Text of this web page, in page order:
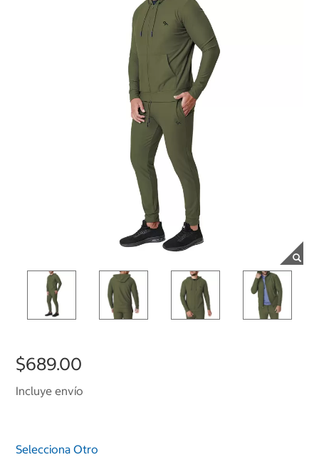
$689.00
Incluye envío
Selecciona Otro